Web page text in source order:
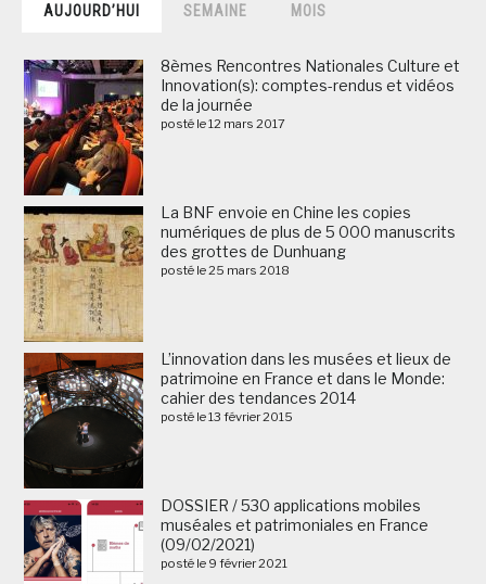
AUJOURD’HUI SEMAINE MOIS
8èmes Rencontres Nationales Culture et
Innovation(s): comptes-rendus et vidéos
de la journée
posté le 12 mars 2017
La BNF envoie en Chine les copies
numériques de plus de 5 000 manuscrits
des grottes de Dunhuang
posté le 25 mars 2018
L’innovation dans les musées et lieux de
patrimoine en France et dans le Monde:
cahier des tendances 2014
posté le 13 février 2015
DOSSIER / 530 applications mobiles
muséales et patrimoniales en France
(09/02/2021)
posté le 9 février 2021